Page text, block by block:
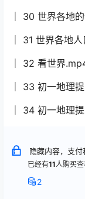
│ 30 世界各地
│ 31 世界各地
│ 32 看世界
│ 33 初一地理
│ 34 初一地理
隐藏内容，支
已经有11人购买
2